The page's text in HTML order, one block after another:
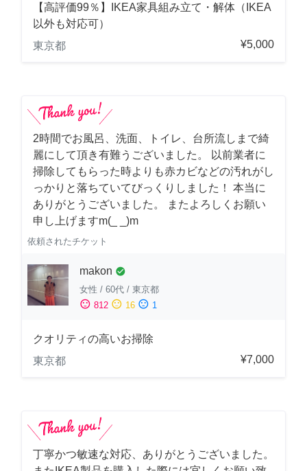
【高評価99％】IKEA家具組み立て・解体（IKEA
以外も対応可）
東京都
¥5,000
2時間でお風呂、洗面、トイレ、台所流しまで綺
麗にして頂き有難うございました。 以前業者に
掃除してもらった時よりも赤カビなどの汚れがし
っかりと落ちていてびっくりしました！ 本当に
ありがとうございました。 またよろしくお願い
申し上げますm(_ _)m
依頼されたチケット
makon check_circle
女性 / 60代 / 東京都
sentiment_satisfied 812 sentiment_neutral 16 sentiment_dissatisfied 1
クオリティの高いお掃除
東京都
¥7,000
丁寧かつ敏速な対応、ありがとうございました。